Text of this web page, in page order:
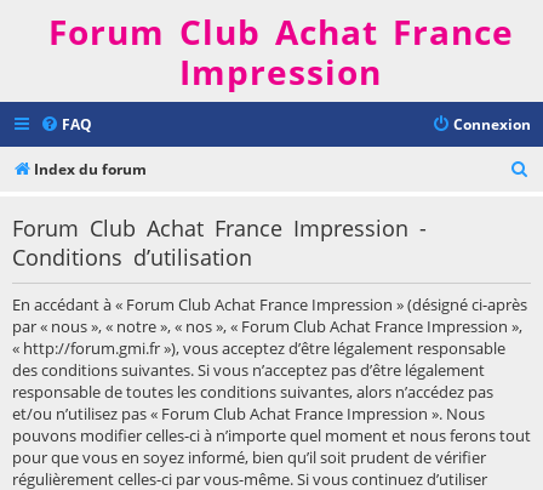
Forum Club Achat France
Impression
FAQ Connexion
Index du forum
Forum Club Achat France Impression -
Conditions d’utilisation
En accédant à « Forum Club Achat France Impression » (désigné ci-après
par « nous », « notre », « nos », « Forum Club Achat France Impression »,
« http://forum.gmi.fr »), vous acceptez d’être légalement responsable
des conditions suivantes. Si vous n’acceptez pas d’être légalement
responsable de toutes les conditions suivantes, alors n’accédez pas
et/ou n’utilisez pas « Forum Club Achat France Impression ». Nous
pouvons modifier celles-ci à n’importe quel moment et nous ferons tout
pour que vous en soyez informé, bien qu’il soit prudent de vérifier
régulièrement celles-ci par vous-même. Si vous continuez d’utiliser